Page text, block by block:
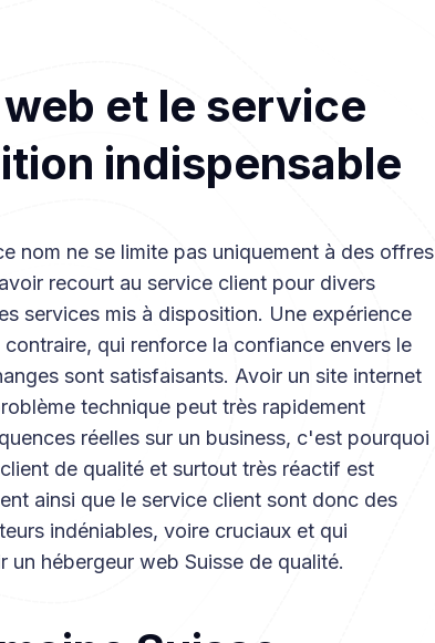
et le service
indispensable
nom ne se limite pas uniquement à des offres
recourt au service client pour divers
services mis à disposition. Une expérience
qui renforce la confiance envers le
sont satisfaisants. Avoir un site internet
technique peut très rapidement
réelles sur un business, c'est pourquoi
de qualité et surtout très réactif est
ainsi que le service client sont donc des
indéniables, voire cruciaux et qui
hébergeur web Suisse de qualité.